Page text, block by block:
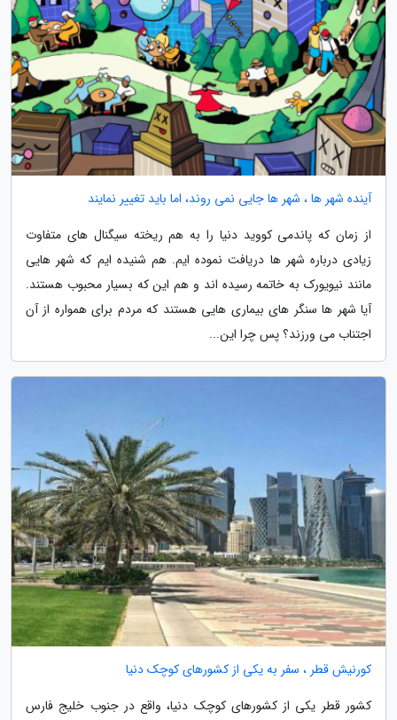
آینده شهر ها ، شهر ها جایی نمی روند، اما باید تغییر نمایند
از زمان که پاندمی کووید دنیا را به هم ریخته سیگنال های متفاوت
زیادی درباره شهر ها دریافت نموده ایم. هم شنیده ایم که شهر هایی
مانند نیویورک به خاتمه رسیده اند و هم این که بسیار محبوب هستند.
آیا شهر ها سنگر های بیماری هایی هستند که مردم برای همواره از آن
اجتناب می ورزند؟ پس چرا این...
کورنیش قطر ، سفر به یکی از کشورهای کوچک دنیا
کشور قطر یکی از کشورهای کوچک دنیا، واقع در جنوب خلیج فارس